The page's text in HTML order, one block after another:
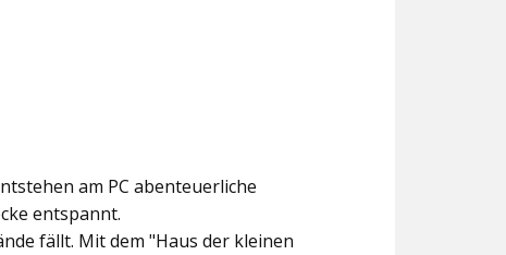
am PC abenteuerliche
entspannt.
fällt. Mit dem "Haus der kleinen